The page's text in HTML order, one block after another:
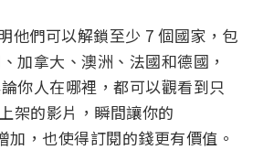
他們可以解鎖至少 7 個國家，包
加拿大、澳洲、法國和德國，
你人在哪裡，都可以觀看到只
架的影片，瞬間讓你的
，也使得訂閱的錢更有價值。